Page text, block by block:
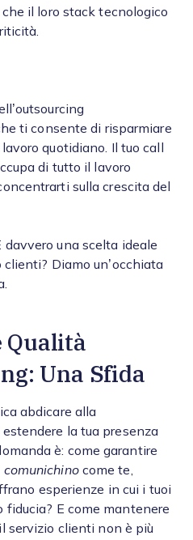
il loro stack tecnologico
ti consente di risparmiare
quotidiano. Il tuo call
di tutto il lavoro
sulla crescita del
davvero una scelta ideale
Diamo un’occhiata
Qualità
Una Sfida
abdicare alla
la tua presenza
è: come garantire
comunichinocome te,
esperienze in cui i tuoi
E come mantenere
servizio clienti non è più